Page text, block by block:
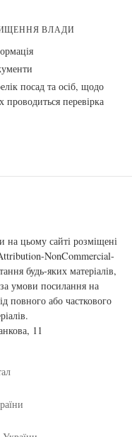
ВЛАДИ
посад та осіб, щодо
проводиться перевірка
на цьому сайті розміщені
NonCommercial-
будь-яких матеріалів,
умови посилання на
повного або часткового
11